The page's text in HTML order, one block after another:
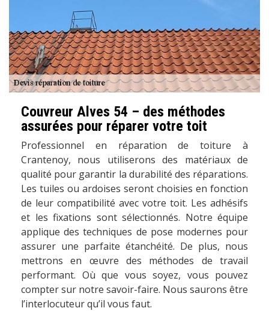
Couvreur Alves 54 – des méthodes
assurées pour réparer votre toit
Professionnel en réparation de toiture à
Crantenoy, nous utiliserons des matériaux de
qualité pour garantir la durabilité des réparations.
Les tuiles ou ardoises seront choisies en fonction
de leur compatibilité avec votre toit. Les adhésifs
et les fixations sont sélectionnés. Notre équipe
applique des techniques de pose modernes pour
assurer une parfaite étanchéité. De plus, nous
mettrons en œuvre des méthodes de travail
performant. Où que vous soyez, vous pouvez
compter sur notre savoir-faire. Nous saurons être
l’interlocuteur qu’il vous faut.